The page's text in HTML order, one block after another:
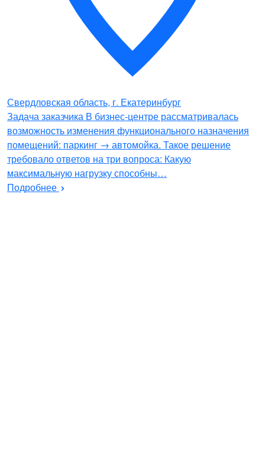
Свердловская область, г. Екатеринбург
Задача заказчика В бизнес-центре рассматривалась
возможность изменения функционального назначения
помещений: паркинг → автомойка. Такое решение
требовало ответов на три вопроса: Какую
максимальную нагрузку способны…
Подробнее